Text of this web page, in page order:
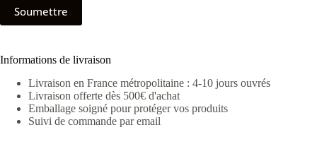
Soumettre
Informations de livraison
Livraison en France métropolitaine : 4-10 jours ouvrés
Livraison offerte dès 500€ d'achat
Emballage soigné pour protéger vos produits
Suivi de commande par email